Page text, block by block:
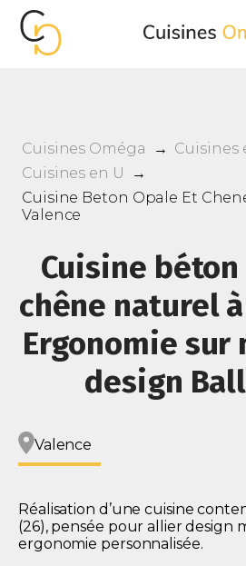
Cuisines Oméga → Cuisines
Cuisines en U
→
Cuisine Beton Opale Et
Valence
Cuisine
chêne naturel
Ergonomie sur
design
Valence
Réalisation d’une cuisine
(26), pensée pour allier design
ergonomie personnalisée.